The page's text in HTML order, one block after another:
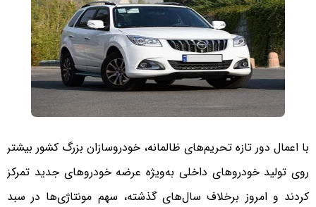
با اعمال دور تازه تحریم‌های ظالمانه، خودروسازان بزرگ کشور بیشتر
روی تولید خودروهای داخلی به‌ویژه عرضه خودروهای جدید تمرکز
کردند و امروز برخلاف سال‌های گذشته، سهم مونتاژی‌ها در سبد